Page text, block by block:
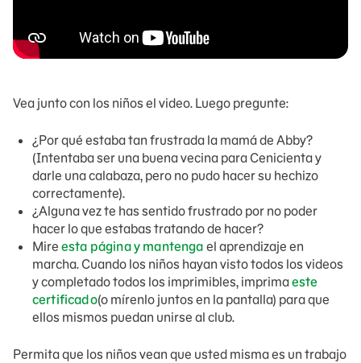
Vea junto con los niños el video. Luego pregunte:
¿Por qué estaba tan frustrada la mamá de Abby?
(Intentaba ser una buena vecina para Cenicienta y
darle una calabaza, pero no pudo hacer su hechizo
correctamente).
¿Alguna vez te has sentido frustrado por no poder
hacer lo que estabas tratando de hacer?
Mire esta página y mantenga el aprendizaje en
marcha. Cuando los niños hayan visto todos los videos
y completado todos los imprimibles, imprimaeste
certificado(o mírenlo juntos en la pantalla) para que
ellos mismos puedan unirse al club.
Permita que los niños vean que usted misma es un trabajo